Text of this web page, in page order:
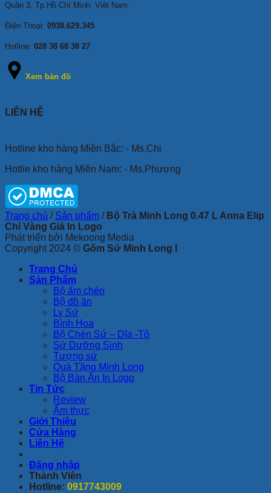
Quận 3, Tp.Hồ Chí Minh, Việt Nam.
Điện Thoại: 0938.629.345
Hotline: 028 38 68 38 27
Xem bản đồ
LIÊN HỆ
Hotline kho hàng Miền Bắc: - Ms.Chi
Hotlie kho hàng Miền Nam: - Ms.Phượng
Trang chủ / Sản phẩm / Bộ Trà Minh Long 0.47 L Anna Elip
Chỉ Vàng Giá In Logo
Phát triển bởi Mekoong Media
Copyright 2024 © Gốm Sứ Minh Long I
Trang Chủ
Sản Phẩm
Bộ ấm chén
Bộ đồ ăn
Ly Sứ
Bình Hoa
Bộ Chén Sứ – Dĩa -Tô
Sứ Dưỡng Sinh
Tượng sứ
Quà Tặng Minh Long
Bộ Bàn Ăn In Logo
Tin Tức
Review
Ẩm thực
Giới Thiệu
Cửa Hàng
Liên Hệ
Đăng nhập
Thành Viên
Hotline: 0917743009